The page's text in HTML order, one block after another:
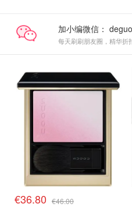
加小编微信：
每天刷刷朋友圈，精华折
€36.80 €46.00